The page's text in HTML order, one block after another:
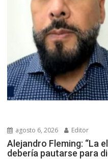
agosto 6, 2026 Editor
Alejandro Fleming: “La
debería pautarse para